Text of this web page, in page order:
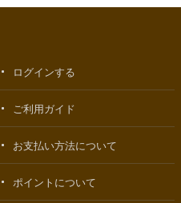
ログインする
ご利用ガイド
お支払い方法について
ポイントについて